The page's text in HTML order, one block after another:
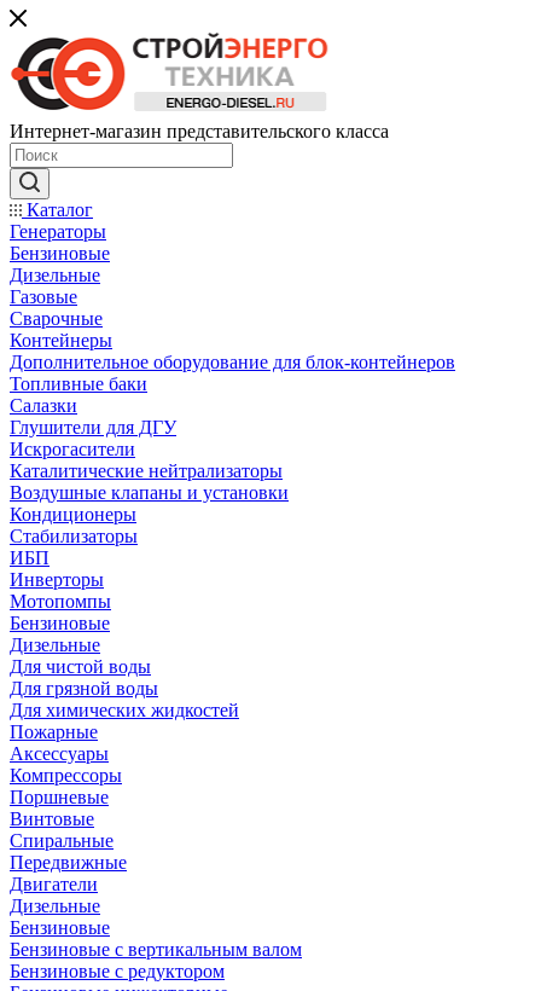
Интернет-магазин представительского класса
Каталог
Генераторы
Бензиновые
Дизельные
Газовые
Сварочные
Контейнеры
Дополнительное оборудование для блок-контейнеров
Топливные баки
Салазки
Глушители для ДГУ
Искрогасители
Каталитические нейтрализаторы
Воздушные клапаны и установки
Кондиционеры
Стабилизаторы
ИБП
Инверторы
Мотопомпы
Бензиновые
Дизельные
Для чистой воды
Для грязной воды
Для химических жидкостей
Пожарные
Аксессуары
Компрессоры
Поршневые
Винтовые
Спиральные
Передвижные
Двигатели
Дизельные
Бензиновые
Бензиновые с вертикальным валом
Бензиновые с редуктором